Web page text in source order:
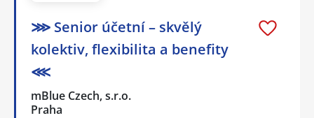
⋙ Senior účetní – skvělý
kolektiv, flexibilita a benefity
⋘
mBlue Czech, s.r.o.
Praha